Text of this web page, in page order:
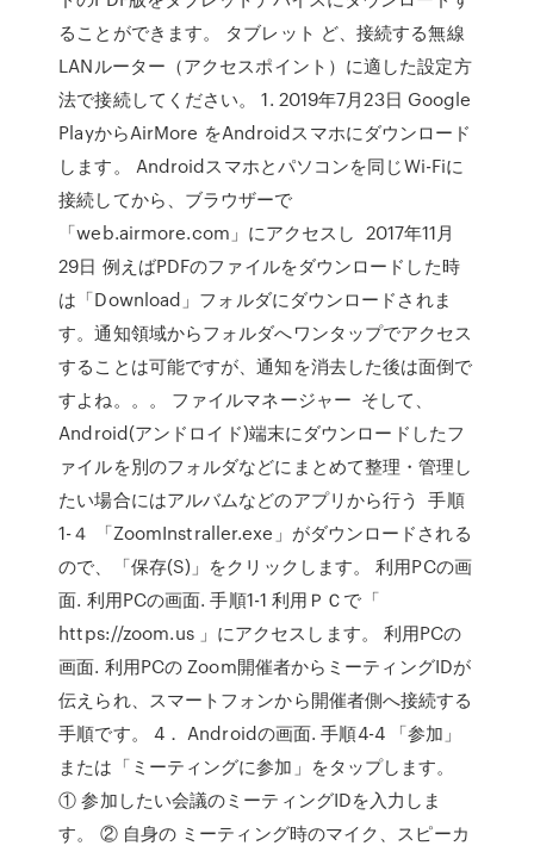
ることができます。 タブレット ど、接続する無線
LANルーター（アクセスポイント）に適した設定方
法で接続してください。 1. 2019年7月23日 Google
PlayからAirMore をAndroidスマホにダウンロード
します。 Androidスマホとパソコンを同じWi-Fiに
接続してから、ブラウザーで
「web.airmore.com」にアクセスし 2017年11月
29日 例えばPDFのファイルをダウンロードした時
は「Download」フォルダにダウンロードされま
す。通知領域からフォルダへワンタップでアクセス
することは可能ですが、通知を消去した後は面倒で
すよね。。。 ファイルマネージャー そして、
Android(アンドロイド)端末にダウンロードしたフ
ァイルを別のフォルダなどにまとめて整理・管理し
たい場合にはアルバムなどのアプリから行う 手順
1-４ 「ZoomInstraller.exe」がダウンロードされる
ので、「保存(S)」をクリックします。 利用PCの画
面. 利用PCの画面. 手順1-1 利用ＰＣで「
https://zoom.us 」にアクセスします。 利用PCの
画面. 利用PCの Zoom開催者からミーティングIDが
伝えられ、スマートフォンから開催者側へ接続する
手順です。 4． Androidの画面. 手順4-4 「参加」
または「ミーティングに参加」をタップします。
① 参加したい会議のミーティングIDを入力しま
す。 ② 自身の ミーティング時のマイク、スピーカ